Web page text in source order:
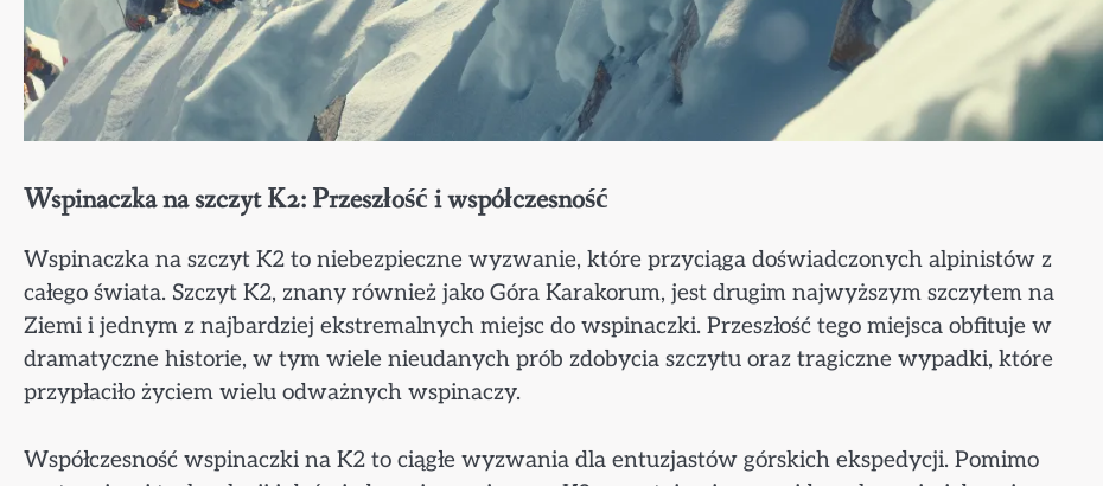
Wspinaczka na szczyt K2: Przeszłość i współczesność
Wspinaczka na szczyt K2 to niebezpieczne wyzwanie, które przyciąga doświadczonych alpinistów z
całego świata. Szczyt K2, znany również jako Góra Karakorum, jest drugim najwyższym szczytem na
Ziemi i jednym z najbardziej ekstremalnych miejsc do wspinaczki. Przeszłość tego miejsca obfituje w
dramatyczne historie, w tym wiele nieudanych prób zdobycia szczytu oraz tragiczne wypadki, które
przypłaciło życiem wielu odważnych wspinaczy.
Współczesność wspinaczki na K2 to ciągłe wyzwania dla entuzjastów górskich ekspedycji. Pomimo